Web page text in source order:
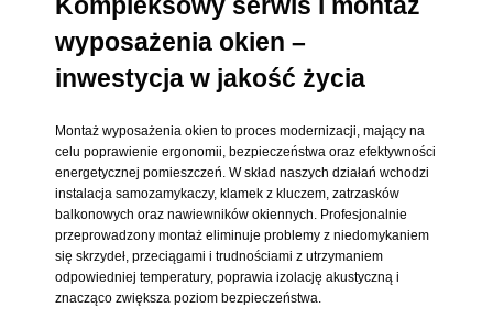
Kompleksowy serwis i montaż
wyposażenia okien –
inwestycja w jakość życia
Montaż wyposażenia okien to proces modernizacji, mający na
celu poprawienie ergonomii, bezpieczeństwa oraz efektywności
energetycznej pomieszczeń. W skład naszych działań wchodzi
instalacja samozamykaczy, klamek z kluczem, zatrzasków
balkonowych oraz nawiewników okiennych. Profesjonalnie
przeprowadzony montaż eliminuje problemy z niedomykaniem
się skrzydeł, przeciągami i trudnościami z utrzymaniem
odpowiedniej temperatury, poprawia izolację akustyczną i
znacząco zwiększa poziom bezpieczeństwa.